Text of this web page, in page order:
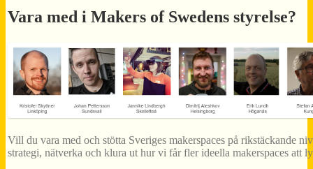
Vara med i Makers of Swedens styrelse?
Vill du vara med och stötta Sveriges makerspaces på rikstäckande
strategi, nätverka och klura ut hur vi får fler ideella makerspaces att